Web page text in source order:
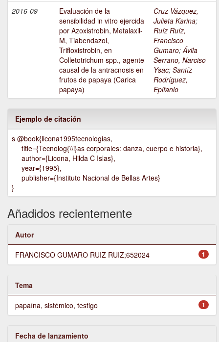
2016-09
Evaluación de la
sensibilidad in vitro ejercida
por Azoxistrobin, Metalaxil-
M, Tiabendazol,
Trifloxistrobin, en
Colletotrichum spp., agente
causal de la antracnosis en
frutos de papaya (Carica
papaya)
Cruz Vázquez,
Julieta Karina;
Ruíz Ruíz,
Francisco
Gumaro;Ávila
Serrano, Narciso
Ysac; Santíz
Rodríguez,
Epifanio
Ejemplo de citación
s @book{licona1995tecnologias,
title={Tecnolog{\\i}as corporales: danza, cuerpo e historia},
author={Licona, Hilda C Islas},
year={1995},
publisher={Instituto Nacional de Bellas Artes}
}
Añadidos recientemente
Autor
1
FRANCISCO GUMARO RUIZ RUIZ;652024
Tema
1
papaína, sistémico, testigo
Fecha de lanzamiento